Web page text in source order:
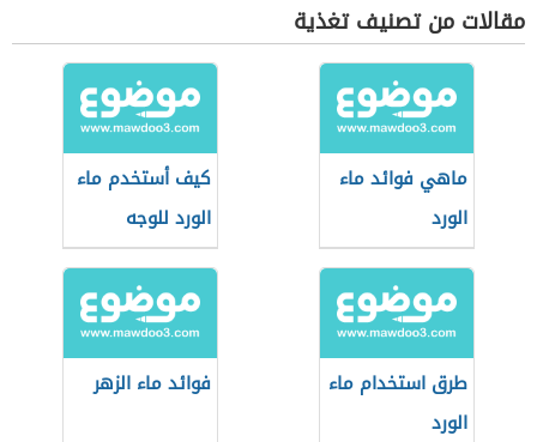
مقالات من تصنيف تغذية
ماهي فوائد ماء
الورد
كيف أستخدم ماء
الورد للوجه
طرق استخدام ماء
الورد
فوائد ماء الزهر